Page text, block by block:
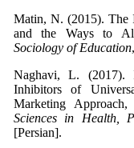
Matin, N. (2015). The
and the Ways to
Sociology of Education
Naghavi, L. (2017).
Inhibitors of
Marketing Approach,
Sciences in Health,
[Persian].